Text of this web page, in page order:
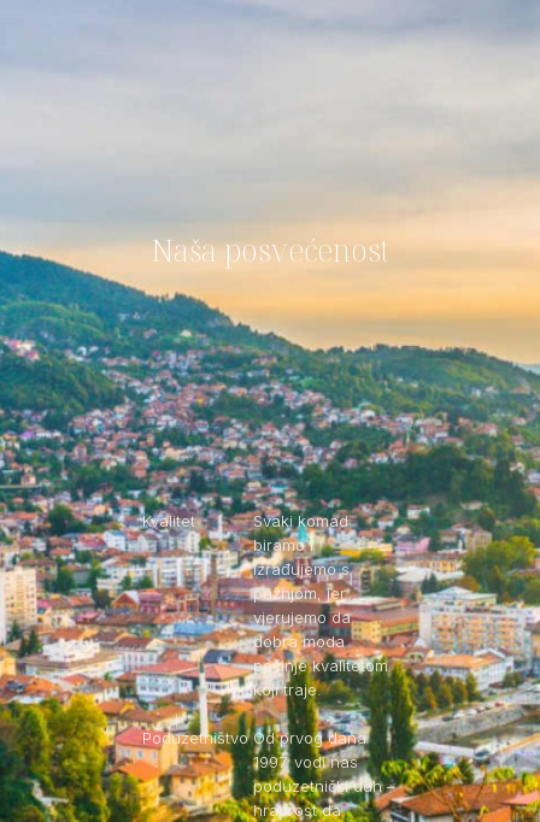
Naša posvećenost
Kvalitet
Svaki komad
biramo i
izrađujemo s
pažnjom, jer
vjerujemo da
dobra moda
počinje kvalitetom
koji traje.
Poduzetništvo Od prvog dana
1997. vodi nas
poduzetnički duh –
hrabrost da